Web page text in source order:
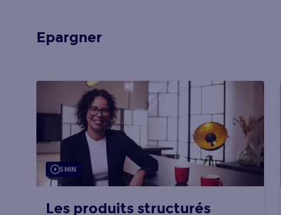
Epargner
5 MIN
Les produits structurés